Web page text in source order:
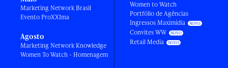
Marketing Network Brasil
Evento ProXXIma
Agosto
Marketing Network Knowledge
Women To Watch - Homenagem
Women to Watch
Portfólio de Agências
Ingressos Maximídia
Convites WW
Retail Media